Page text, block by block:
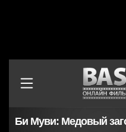
Би Муви: Медовый